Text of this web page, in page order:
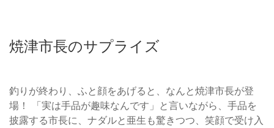
焼津市長のサプライズ
釣りが終わり、ふと顔をあげると、なんと焼津市長が登
場！ 「実は手品が趣味なんです」と言いながら、手品を
披露する市長に、ナダルと亜生も驚きつつ、笑顔で受け入